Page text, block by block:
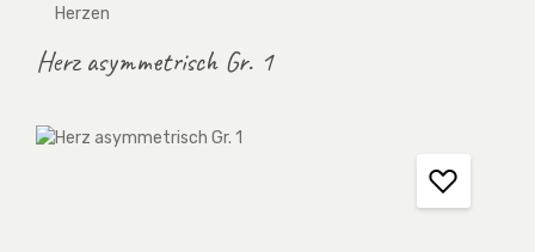
Herzen
Herz asymmetrisch Gr. 1
Bildergalerie überspringen